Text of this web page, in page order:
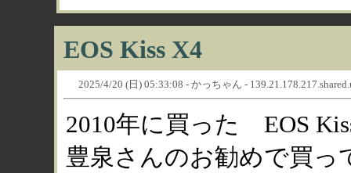
EOS Kiss X4
2025/4/20 (日) 05:33:08 - かっちゃん -
2010年に買った EOS
豊泉さんのお勧めで買っ